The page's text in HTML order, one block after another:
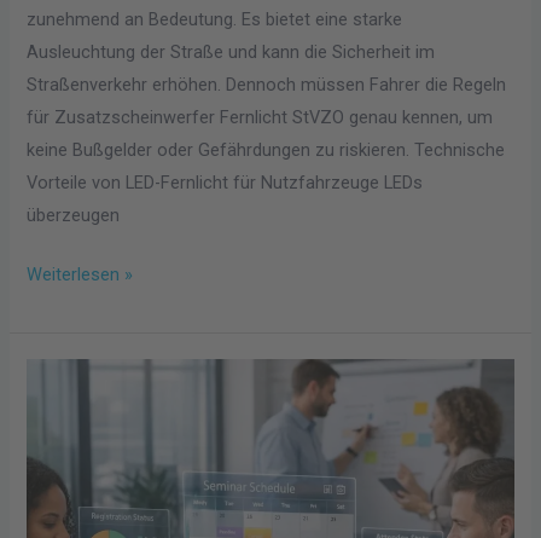
zunehmend an Bedeutung. Es bietet eine starke
Ausleuchtung der Straße und kann die Sicherheit im
Straßenverkehr erhöhen. Dennoch müssen Fahrer die Regeln
für Zusatzscheinwerfer Fernlicht StVZO genau kennen, um
keine Bußgelder oder Gefährdungen zu riskieren. Technische
Vorteile von LED-Fernlicht für Nutzfahrzeuge LEDs
überzeugen
Weiterlesen »
bei